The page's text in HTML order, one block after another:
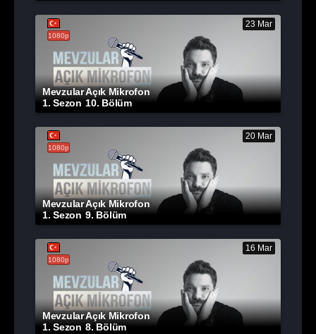
1080p
23 Mar
Mevzular Açık Mikrofon
1. Sezon 10. Bölüm
1080p
20 Mar
Mevzular Açık Mikrofon
1. Sezon 9. Bölüm
1080p
16 Mar
Mevzular Açık Mikrofon
1. Sezon 8. Bölüm